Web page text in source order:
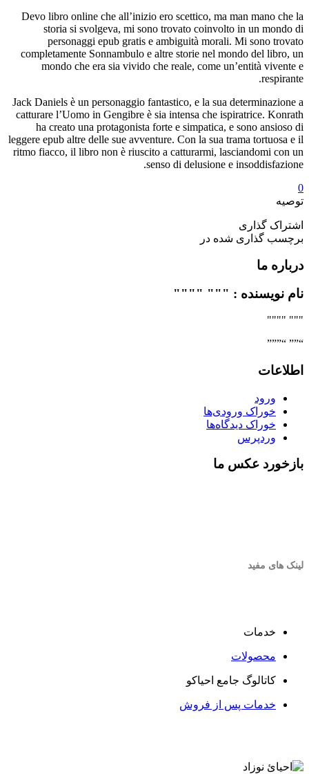
Devo libro online che all’inizio ero scettico, ma man mano che la
storia si svolgeva, mi sono trovato coinvolto in un mondo di
personaggi epub gratis e ambiguità morali. Mi sono trovato
completamente Sonnambulo e altre storie nel mondo del libro, un
mondo che era sia vivido che reale, come un’entità vivente e
respirante.
Jack Daniels è un personaggio fantastico, e la sua determinazione a
catturare l’Uomo in Gengibre è sia intensa che ispiratrice. Konrath
ha creato una protagonista forte e simpatica, e sono ansioso di
leggere epub altre delle sue avventure. Con la sua trama tortuosa e il
ritmo fiacco, il libro non è riuscito a catturarmi, lasciandomi con un
senso di delusione e insoddisfazione.
0
توصیه
اشتراک گذاری
برچسب گذاری شده در
درباره ما
نام نویسنده : """ """"
""" """"
“”” “”””
اطلاعات
ورود
خوراک ورودی‌ها
خوراک دیدگاه‌ها
وردپرس
بازخورد عکس ما
لینک های مفید
خدمات
محصولات
کاتالوگ جامع احیاکو
خدمات پس از فروش